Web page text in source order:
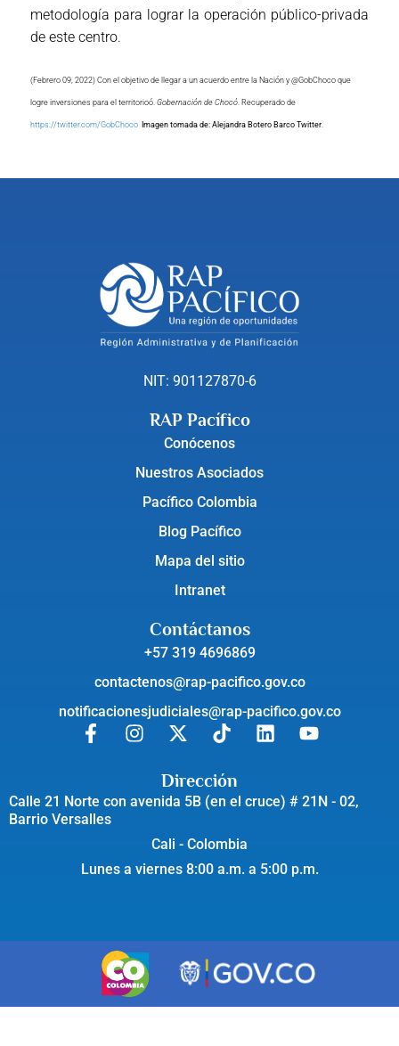
metodología para lograr la operación público-privada
de este centro.
(Febrero 09, 2022) Con el objetivo de llegar a un acuerdo entre la Nación y @GobChoco que
logre inversiones para el territorioó. Gobernación de Chocó. Recuperado de
https://twitter.com/GobChocoImagen tomada de: Alejandra Botero Barco Twitter.
NIT: 901127870-6
RAP Pacífico
Conócenos
Nuestros Asociados
Pacífico Colombia
Blog Pacífico
Mapa del sitio
Intranet
Contáctanos
+57 319 4696869
contactenos@rap-pacifico.gov.co
notificacionesjudiciales@rap-pacifico.gov.co
Dirección
Calle 21 Norte con avenida 5B (en el cruce) # 21N - 02,
Barrio Versalles
Cali - Colombia
Lunes a viernes 8:00 a.m. a 5:00 p.m.